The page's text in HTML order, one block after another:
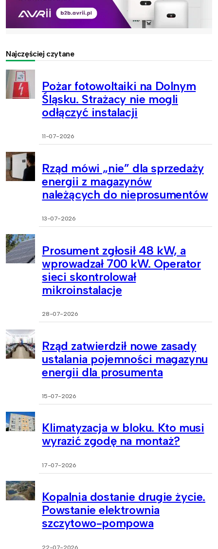
Najczęściej czytane
Pożar fotowoltaiki na Dolnym
Śląsku. Strażacy nie mogli
odłączyć instalacji
11-07-2026
Rząd mówi „nie” dla sprzedaży
energii z magazynów
należących do nieprosumentów
13-07-2026
Prosument zgłosił 48 kW, a
wprowadzał 700 kW. Operator
sieci skontrolował
mikroinstalacje
28-07-2026
Rząd zatwierdził nowe zasady
ustalania pojemności magazynu
energii dla prosumenta
15-07-2026
Klimatyzacja w bloku. Kto musi
wyrazić zgodę na montaż?
17-07-2026
Kopalnia dostanie drugie życie.
Powstanie elektrownia
szczytowo-pompowa
22-07-2026